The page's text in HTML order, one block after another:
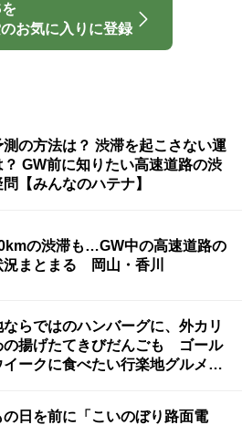
お気に入りに登録
測の方法は？ 渋滞を起こさない運
？ GW前に知りたい高速道路の渋
【みんなのハテナ】
の渋滞も…GW中の高速道路の
況まとまる 岡山・香川
らではのハンバーグに、外カリ
の揚げたてきびだんごも ゴール
イークに食べたい行楽地グルメ
の日を前に「こいのぼり路面電